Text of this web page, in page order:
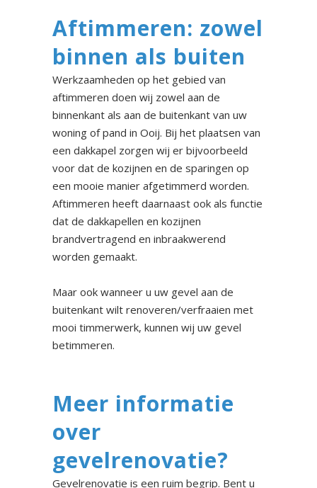
Aftimmeren: zowel
binnen als buiten
Werkzaamheden op het gebied van
aftimmeren doen wij zowel aan de
binnenkant als aan de buitenkant van uw
woning of pand in Ooij. Bij het plaatsen van
een dakkapel zorgen wij er bijvoorbeeld
voor dat de kozijnen en de sparingen op
een mooie manier afgetimmerd worden.
Aftimmeren heeft daarnaast ook als functie
dat de dakkapellen en kozijnen
brandvertragend en inbraakwerend
worden gemaakt.
Maar ook wanneer u uw gevel aan de
buitenkant wilt renoveren/verfraaien met
mooi timmerwerk, kunnen wij uw gevel
betimmeren.
Meer informatie
over
gevelrenovatie?
Gevelrenovatie is een ruim begrip. Bent u